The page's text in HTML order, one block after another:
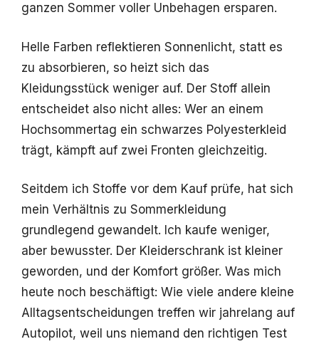
ganzen Sommer voller Unbehagen ersparen.
Helle Farben reflektieren Sonnenlicht, statt es
zu absorbieren, so heizt sich das
Kleidungsstück weniger auf. Der Stoff allein
entscheidet also nicht alles: Wer an einem
Hochsommertag ein schwarzes Polyesterkleid
trägt, kämpft auf zwei Fronten gleichzeitig.
Seitdem ich Stoffe vor dem Kauf prüfe, hat sich
mein Verhältnis zu Sommerkleidung
grundlegend gewandelt. Ich kaufe weniger,
aber bewusster. Der Kleiderschrank ist kleiner
geworden, und der Komfort größer. Was mich
heute noch beschäftigt: Wie viele andere kleine
Alltagsentscheidungen treffen wir jahrelang auf
Autopilot, weil uns niemand den richtigen Test